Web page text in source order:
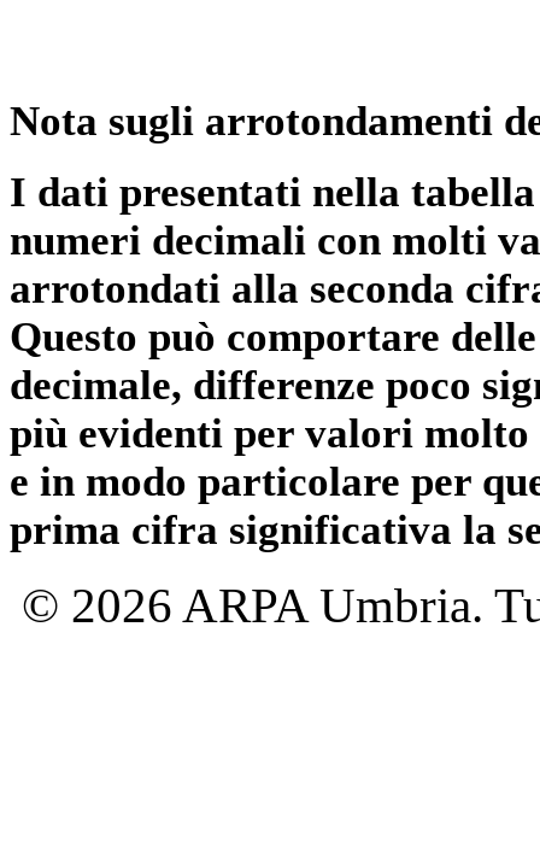
Nota sugli arrotondamenti
I dati presentati nella
numeri decimali con molti
arrotondati alla seconda
Questo può comportare
decimale, differenze poco
più evidenti per valori
e in modo particolare per
prima cifra significativa la
© 2026 ARPA Umbria.